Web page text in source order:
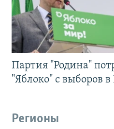
Партия "Родина"
"Яблоко" с выборов
Регионы